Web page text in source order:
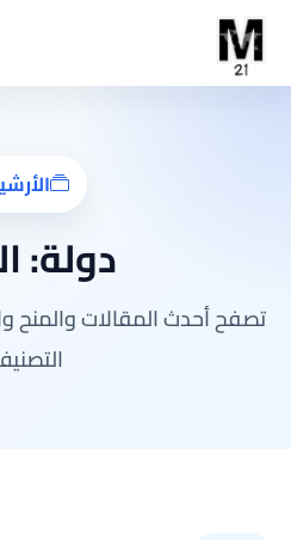
دولة:
تصفح أحدث المقالات